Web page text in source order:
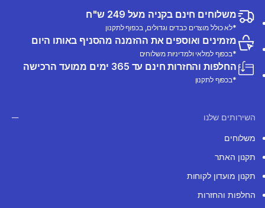
משלוחים חינם בקניה מעל 249 ש"ח
*לא כולל מוצרים כבדים וגדולים, בכפוף לתקנון
מזמינים ואוספים את ההזמנה מהסניף באותו היום
*בכפוף למלאי ולמדיניות משלוחים
החלפות והחזרות חינם עד 365 ימים ממועד הרכישה
*בכפוף לתקנון
השירותים שלנו
משלוחים
תקנון האתר
תקנון מועדון לקוחות
החלפות והחזרות